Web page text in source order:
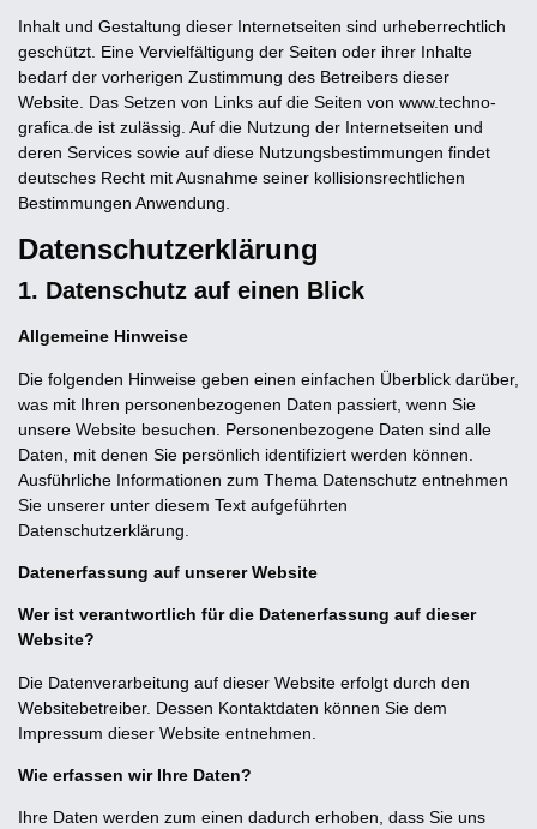
Inhalt und Gestaltung dieser Internetseiten sind urheberrechtlich
geschützt. Eine Vervielfältigung der Seiten oder ihrer Inhalte
bedarf der vorherigen Zustimmung des Betreibers dieser
Website. Das Setzen von Links auf die Seiten von www.techno-
grafica.de ist zulässig. Auf die Nutzung der Internetseiten und
deren Services sowie auf diese Nutzungsbestimmungen findet
deutsches Recht mit Ausnahme seiner kollisionsrechtlichen
Bestimmungen Anwendung.
Datenschutzerklärung
1. Datenschutz auf einen Blick
Allgemeine Hinweise
Die folgenden Hinweise geben einen einfachen Überblick darüber,
was mit Ihren personenbezogenen Daten passiert, wenn Sie
unsere Website besuchen. Personenbezogene Daten sind alle
Daten, mit denen Sie persönlich identifiziert werden können.
Ausführliche Informationen zum Thema Datenschutz entnehmen
Sie unserer unter diesem Text aufgeführten
Datenschutzerklärung.
Datenerfassung auf unserer Website
Wer ist verantwortlich für die Datenerfassung auf dieser
Website?
Die Datenverarbeitung auf dieser Website erfolgt durch den
Websitebetreiber. Dessen Kontaktdaten können Sie dem
Impressum dieser Website entnehmen.
Wie erfassen wir Ihre Daten?
Ihre Daten werden zum einen dadurch erhoben, dass Sie uns